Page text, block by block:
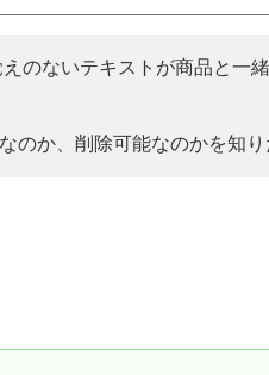
のないテキストが商品と一
のか、削除可能なのかを知り